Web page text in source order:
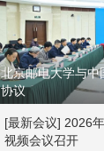
北京邮电大学与中
协议
[最新会议] 2026
视频会议召开